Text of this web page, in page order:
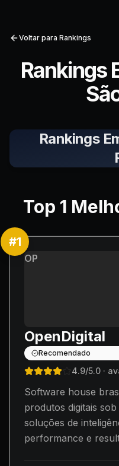
Voltar para Rankings
Rankings
Rankings
Top 1
#1
OP
OpenDigital
Recomendado
4.9/5.0 ·
Software house
produtos digitais
soluções de
performance e